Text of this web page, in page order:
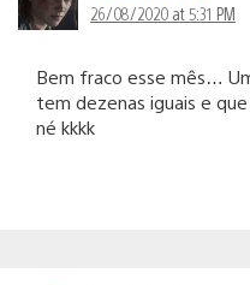
26/08/2020 at 5:31 PM
Bem fraco esse mês…
tem dezenas iguais e
né kkkk